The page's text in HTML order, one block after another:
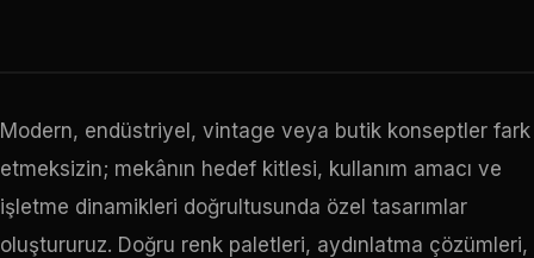
Modern, endüstriyel, vintage veya butik konseptler fark
etmeksizin; mekânın hedef kitlesi, kullanım amacı ve
işletme dinamikleri doğrultusunda özel tasarımlar
oluştururuz. Doğru renk paletleri, aydınlatma çözümleri,